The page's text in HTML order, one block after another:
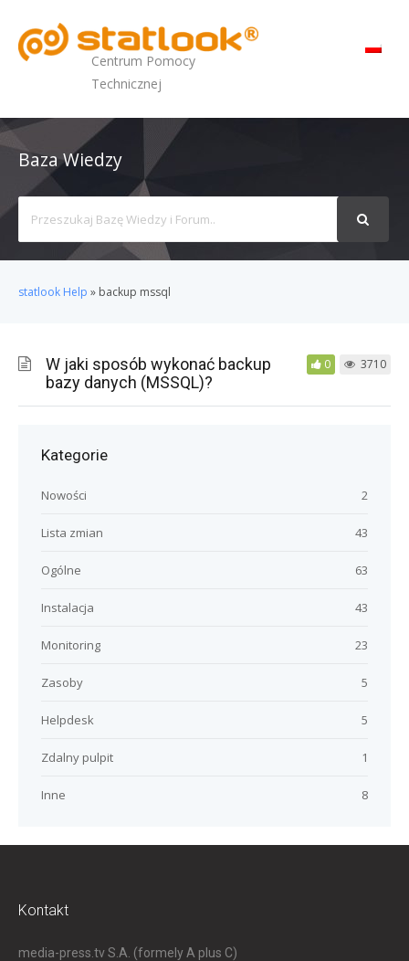
Centrum Pomocy
Technicznej
Baza Wiedzy
For
statlook Help » backup mssql
W jaki sposób wykonać backup
bazy danych (MSSQL)?
0 3710
Kategorie
2
Nowości
43
Lista zmian
63
Ogólne
43
Instalacja
23
Monitoring
5
Zasoby
5
Helpdesk
1
Zdalny pulpit
8
Inne
Kontakt
media-press.tv S.A. (formely A plus C)